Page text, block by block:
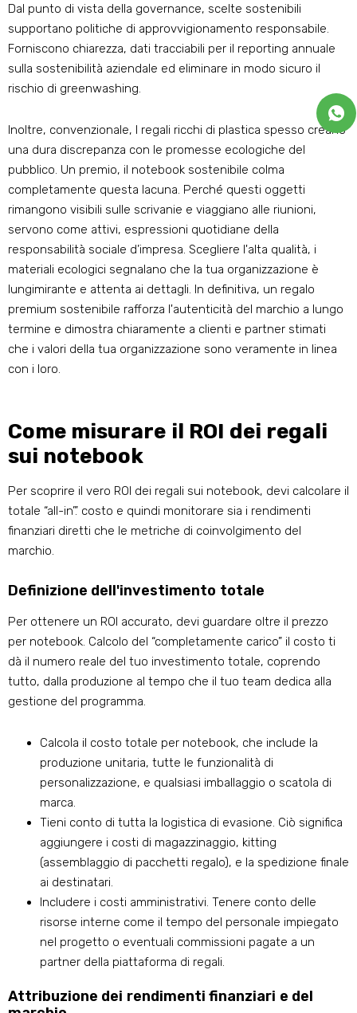
Dal punto di vista della governance, scelte sostenibili
supportano politiche di approvvigionamento responsabile.
Forniscono chiarezza, dati tracciabili per il reporting annuale
sulla sostenibilità aziendale ed eliminare in modo sicuro il
rischio di greenwashing.
Inoltre, convenzionale, I regali ricchi di plastica spesso creano
una dura discrepanza con le promesse ecologiche del
pubblico. Un premio, il notebook sostenibile colma
completamente questa lacuna. Perché questi oggetti
rimangono visibili sulle scrivanie e viaggiano alle riunioni,
servono come attivi, espressioni quotidiane della
responsabilità sociale d’impresa. Scegliere l'alta qualità, i
materiali ecologici segnalano che la tua organizzazione è
lungimirante e attenta ai dettagli. In definitiva, un regalo
premium sostenibile rafforza l'autenticità del marchio a lungo
termine e dimostra chiaramente a clienti e partner stimati
che i valori della tua organizzazione sono veramente in linea
con i loro.
Come misurare il ROI dei regali
sui notebook
Per scoprire il vero ROI dei regali sui notebook, devi calcolare il
totale “all-in”.’ costo e quindi monitorare sia i rendimenti
finanziari diretti che le metriche di coinvolgimento del
marchio.
Definizione dell'investimento totale
Per ottenere un ROI accurato, devi guardare oltre il prezzo
per notebook. Calcolo del “completamente carico” il costo ti
dà il numero reale del tuo investimento totale, coprendo
tutto, dalla produzione al tempo che il tuo team dedica alla
gestione del programma.
Calcola il costo totale per notebook, che include la
produzione unitaria, tutte le funzionalità di
personalizzazione, e qualsiasi imballaggio o scatola di
marca.
Tieni conto di tutta la logistica di evasione. Ciò significa
aggiungere i costi di magazzinaggio, kitting
(assemblaggio di pacchetti regalo), e la spedizione finale
ai destinatari.
Includere i costi amministrativi. Tenere conto delle
risorse interne come il tempo del personale impiegato
nel progetto o eventuali commissioni pagate a un
partner della piattaforma di regali.
Attribuzione dei rendimenti finanziari e del